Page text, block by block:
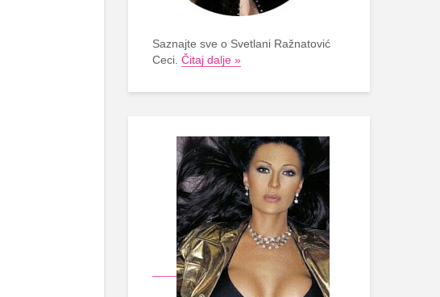
Saznajte sve o Svetlani Ražnatović
Ceci. Čitaj dalje »